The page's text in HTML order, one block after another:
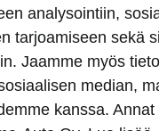
Sähköautot ja hybridit
Sähköautot ja hybridit
Ladattavat hybridit
Vinkkejä
analysointiin,
tarjoamiseen sekä
Jaamme myös
median,
kanssa. Annat